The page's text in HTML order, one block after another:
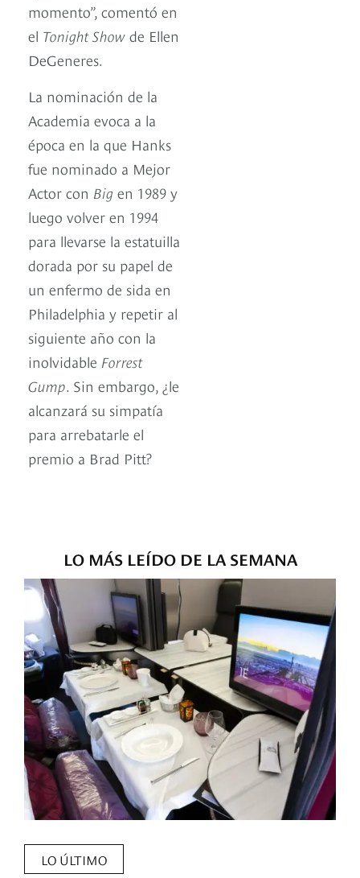
momento”, comentó en
el Tonight Show de Ellen
DeGeneres.
La nominación de la
Academia evoca a la
época en la que Hanks
fue nominado a Mejor
Actor con Big en 1989 y
luego volver en 1994
para llevarse la estatuilla
dorada por su papel de
un enfermo de sida en
Philadelphia y repetir al
siguiente año con la
inolvidable Forrest
Gump. Sin embargo, ¿le
alcanzará su simpatía
para arrebatarle el
premio a Brad Pitt?
LO MÁS LEÍDO DE LA SEMANA
LO ÚLTIMO